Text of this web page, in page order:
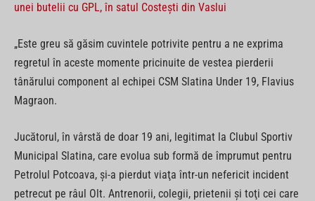
unei butelii cu GPL, în satul Costeşti din Vaslui
„Este greu să găsim cuvintele potrivite pentru a ne exprima
regretul în aceste momente pricinuite de vestea pierderii
tânărului component al echipei CSM Slatina Under 19, Flavius
Magraon.
Jucătorul, în vârstă de doar 19 ani, legitimat la Clubul Sportiv
Municipal Slatina, care evolua sub formă de împrumut pentru
Petrolul Potcoava, şi-a pierdut viaţa într-un nefericit incident
petrecut pe râul Olt. Antrenorii, colegii, prietenii şi toţi cei care